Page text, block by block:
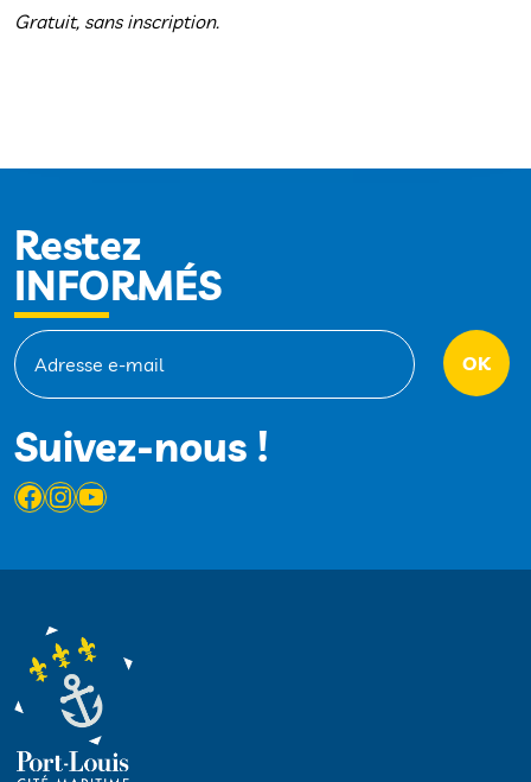
Gratuit, sans inscription.
Restez
INFORMÉS
Suivez-nous !
Facebook
Instagram
YouTube